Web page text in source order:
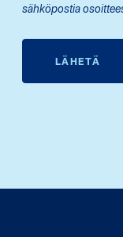
sähköpostia
LÄHETÄ